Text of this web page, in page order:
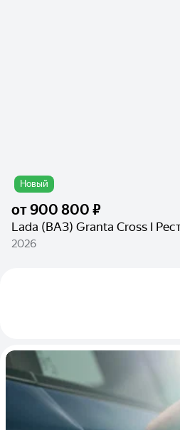
Новый
от900 800 ₽
Lada (ВАЗ) Granta Cross I
2026